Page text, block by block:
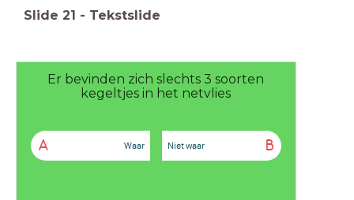
Slide 21 - Tekstslide
Er bevinden zich slechts 3 soorten
kegeltjes in het netvlies
A Waar B
Niet waar